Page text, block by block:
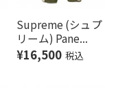
Supreme (シュプ
リーム) Pane...
¥16,500 税込